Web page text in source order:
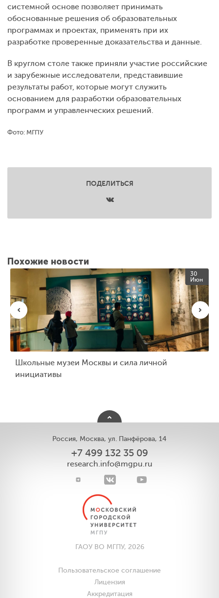
системной основе позволяет принимать
обоснованные решения об образовательных
программах и проектах, применять при их
разработке проверенные доказательства и данные.
В круглом столе также приняли участие российские
и зарубежные исследователи, представившие
результаты работ, которые могут служить
основанием для разработки образовательных
программ и управленческих решений.
Фото: МГПУ
ПОДЕЛИТЬСЯ
Похожие новости
30
Июн
Школьные музеи Москвы и сила личной
инициативы
Россия, Москва, ул. Панфёрова, 14
+7 499 132 35 09
research.info@mgpu.ru
ГАОУ ВО МГПУ, 2026
Пользовательское соглашение
Лицензия
Аккредитация